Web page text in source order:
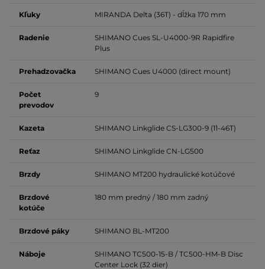
Kľuky MIRANDA Delta (36T) - dĺžka 170 mm
Radenie
SHIMANO Cues SL-U4000-9R Rapidfire
Plus
Prehadzovačka SHIMANO Cues U4000 (direct mount)
Počet
prevodov
9
Kazeta SHIMANO Linkglide CS-LG300-9 (11-46T)
Reťaz SHIMANO Linkglide CN-LG500
Brzdy SHIMANO MT200 hydraulické kotúčové
Brzdové
kotúče
180 mm predný / 180 mm zadný
Brzdové páky SHIMANO BL-MT200
Náboje
SHIMANO TC500-15-B / TC500-HM-B Disc
Center Lock (32 dier)